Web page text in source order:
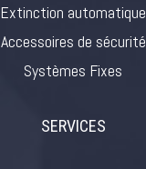
Extinction automatique
Accessoires de sécurité
Systèmes Fixes
SERVICES